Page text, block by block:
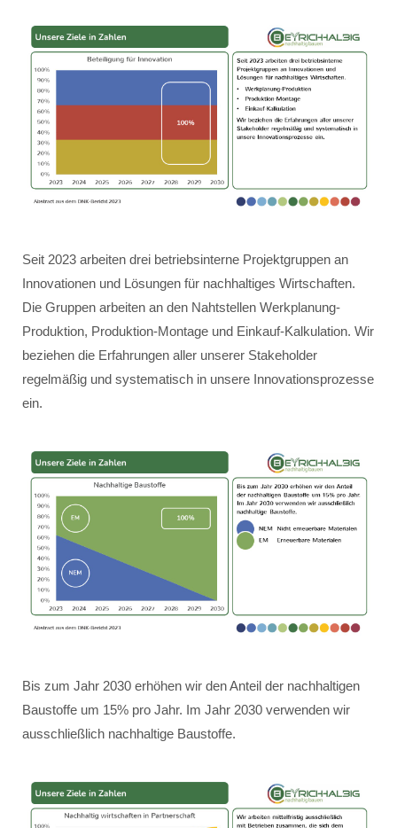
Seit 2023 arbeiten drei betriebsinterne Projektgruppen an
Innovationen und Lösungen für nachhaltiges Wirtschaften.
Die Gruppen arbeiten an den Nahtstellen Werkplanung-
Produktion, Produktion-Montage und Einkauf-Kalkulation. Wir
beziehen die Erfahrungen aller unserer Stakeholder
regelmäßig und systematisch in unsere Innovationsprozesse
ein.
Bis zum Jahr 2030 erhöhen wir den Anteil der nachhaltigen
Baustoffe um 15% pro Jahr. Im Jahr 2030 verwenden wir
ausschließlich nachhaltige Baustoffe.